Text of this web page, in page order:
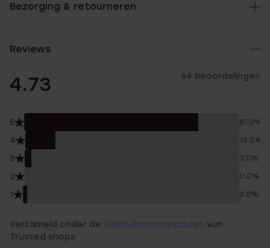
Bezorging & retourneren
Reviews
4.73 64 Beoordelingen
5 81.0%
4 14.0%
3 3.0%
2 0.0%
1 2.0%
Verzameld onder de
van
Trusted shops